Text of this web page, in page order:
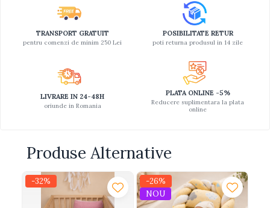
Proiectoare
Saltelute si centre de activitati
Set Avioane si submarine
Seturi de doctor
Seturi de rufe
Vehicule de constructii
TRANSPORT GRATUIT
pentru comenzi de minim 250 Lei
POSIBILITATE RETUR
poti returna produsul in 14 zile
LIVRARE IN 24-48H
oriunde in Romania
PLATA ONLINE -5%
Reducere suplimentara la plata
online
Produse Alternative
-32%
-26%
NOU